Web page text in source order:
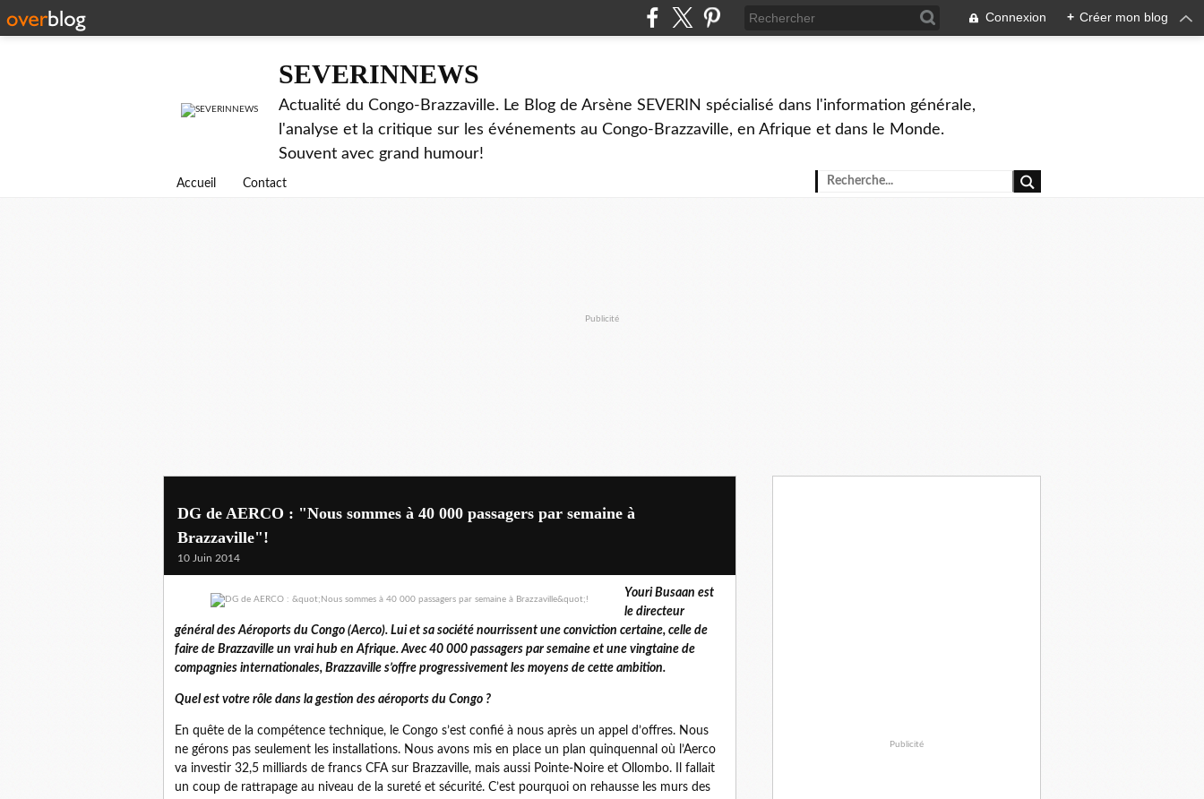
Connexion + Créer mon blog
SEVERINNEWS
Actualité du Congo-Brazzaville. Le Blog de Arsène SEVERIN spécialisé dans l'information générale,
l'analyse et la critique sur les événements au Congo-Brazzaville, en Afrique et dans le Monde.
Souvent avec grand humour!
Accueil Contact
Publicité
DG de AERCO : "Nous sommes à 40 000 passagers par semaine à
Brazzaville"!
10 Juin 2014
Youri Busaan est
le directeur
général des Aéroports du Congo (Aerco). Lui et sa société nourrissent une conviction certaine, celle de
faire de Brazzaville un vrai hub en Afrique. Avec 40 000 passagers par semaine et une vingtaine de
compagnies internationales, Brazzaville s’offre progressivement les moyens de cette ambition.
Quel est votre rôle dans la gestion des aéroports du Congo ?
En quête de la compétence technique, le Congo s’est confié à nous après un appel d’offres. Nous
ne gérons pas seulement les installations. Nous avons mis en place un plan quinquennal où l’Aerco
va investir 32,5 milliards de francs CFA sur Brazzaville, mais aussi Pointe-Noire et Ollombo. Il fallait
un coup de rattrapage au niveau de la sureté et sécurité. C’est pourquoi on rehausse les murs des
Publicité